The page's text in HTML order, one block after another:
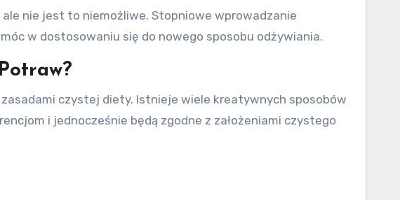
nie jest to niemożliwe. Stopniowe wprowadzanie
w dostosowaniu się do nowego sposobu odżywiania.
czystej diety. Istnieje wiele kreatywnych sposobów
i jednocześnie będą zgodne z założeniami czystego